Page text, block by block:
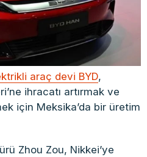
araç devi BYD,
ihracatı artırmak ve
için Meksika’da bir üretim
Zhou Zou, Nikkei’ye